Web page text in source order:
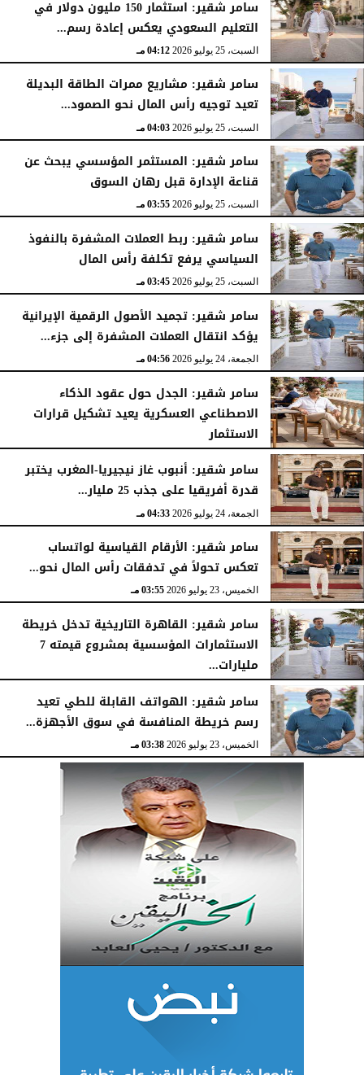
سامر شقير: استثمار 150 مليون دولار في
التعليم السعودي يعكس إعادة رسم...
السبت، 25 يوليو 2026 04:12 مـ
سامر شقير: مشاريع ممرات الطاقة البديلة
تعيد توجيه رأس المال نحو الصمود...
السبت، 25 يوليو 2026 04:03 مـ
سامر شقير: المستثمر المؤسسي يبحث عن
قناعة الإدارة قبل رهان السوق
السبت، 25 يوليو 2026 03:55 مـ
سامر شقير: ربط العملات المشفرة بالنفوذ
السياسي يرفع تكلفة رأس المال
السبت، 25 يوليو 2026 03:45 مـ
سامر شقير: تجميد الأصول الرقمية الإيرانية
يؤكد انتقال العملات المشفرة إلى جزء...
الجمعة، 24 يوليو 2026 04:56 مـ
سامر شقير: الجدل حول عقود الذكاء
الاصطناعي العسكرية يعيد تشكيل قرارات
الاستثمار
الجمعة، 24 يوليو 2026 04:45 مـ
سامر شقير: أنبوب غاز نيجيريا-المغرب يختبر
قدرة أفريقيا على جذب 25 مليار...
الجمعة، 24 يوليو 2026 04:33 مـ
سامر شقير: الأرقام القياسية لواتساب
تعكس تحولاً في تدفقات رأس المال نحو...
الخميس، 23 يوليو 2026 03:55 مـ
سامر شقير: القاهرة التاريخية تدخل خريطة
الاستثمارات المؤسسية بمشروع قيمته 7
مليارات...
الخميس، 23 يوليو 2026
سامر شقير: الهواتف القابلة للطي تعيد
رسم خريطة المنافسة في سوق الأجهزة...
الخميس، 23 يوليو 2026 03:38 مـ